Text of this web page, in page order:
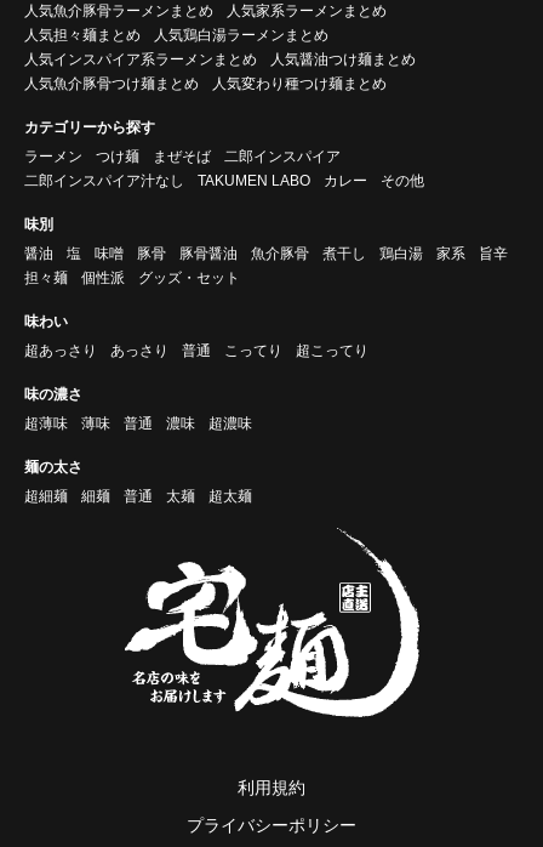
人気魚介豚骨ラーメンまとめ
人気家系ラーメンまとめ
人気担々麺まとめ
人気鶏白湯ラーメンまとめ
人気インスパイア系ラーメンまとめ
人気醤油つけ麺まとめ
人気魚介豚骨つけ麺まとめ
人気変わり種つけ麺まとめ
カテゴリーから探す
ラーメン
つけ麺 まぜそば
二郎インスパイア
二郎インスパイア汁なし
TAKUMEN LABO カレー その他
味別
醤油
塩 味噌 豚骨 豚骨醤油 魚介豚骨 煮干し 鶏白湯 家系
旨辛
担々麺
個性派 グッズ・セット
味わい
超あっさり
あっさり 普通 こってり 超こってり
味の濃さ
超薄味
薄味 普通 濃味 超濃味
麺の太さ
超細麺
細麺 普通 太麺 超太麺
利用規約
プライバシーポリシー